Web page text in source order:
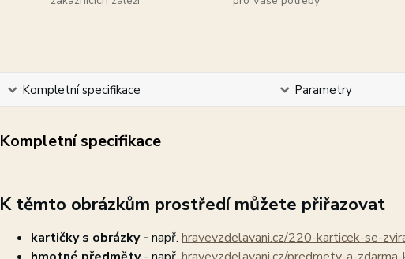
Kompletní specifikace Parametry
Kompletní specifikace
K těmto obrázkům prostředí můžete přiřazovat
kartičky s obrázky - např. hravevzdelavani.cz/220-karticek-se-